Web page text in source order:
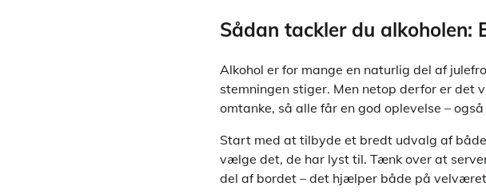
Sådan tackler du alkoholen:
Alkohol er for mange en naturlig del af
stemningen stiger. Men netop derfor er det
omtanke, så alle får en god oplevelse –
Start med at tilbyde et bredt udvalg af
vælge det, de har lyst til. Tænk over at
del af bordet – det hjælper både på